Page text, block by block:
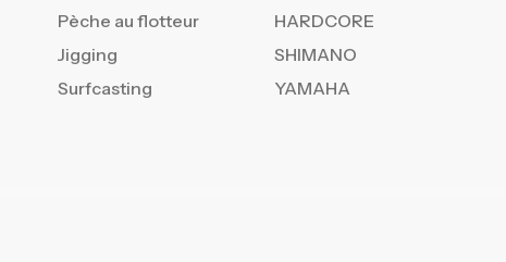
Pèche au flotteur
Jigging
Surfcasting
HARDCORE
SHIMANO
YAMAHA